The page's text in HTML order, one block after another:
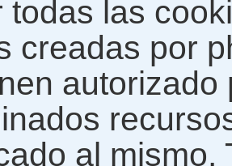
todas las
creadas por
autorizado
al mismo.